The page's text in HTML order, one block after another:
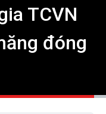
TCVN
đóng